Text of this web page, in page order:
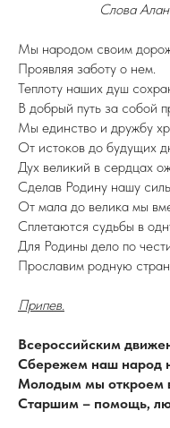
Слова
Мы народом своим
Проявляя заботу о нем.
Теплоту наших душ
В добрый путь за собой
Мы единство и дружбу
От истоков до будущих
Дух великий в сердцах
Сделав Родину нашу
От мала до велика мы
Сплетаются судьбы в
Для Родины дело по
Прославим родную
Припев.
Всероссийским
Сбережем наш народ
Молодым мы откроем
Старшим – помощь,